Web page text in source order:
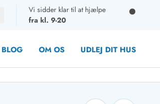
Vi sidder klar til at hjælpe
fra kl. 9-20
BLOG OM OS UDLEJ DIT HUS